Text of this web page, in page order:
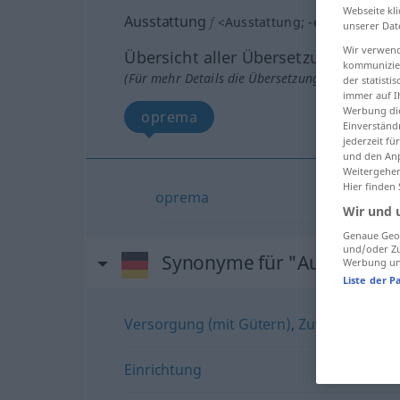
Ausstattung f <Ausstattung; -en
Übersicht aller Übersetzungen
(Für mehr Details die Übersetzung anklicken/
oprema
oprema
Synonyme für
Versorgung (mit Gütern), Zuwendung
Einrichtung
Webseite
unserer
Wir
der
immer auf
Werbung
jederzeit
und den
Hier finden
Wir und
Genaue
und/oder
Werbung
Liste der